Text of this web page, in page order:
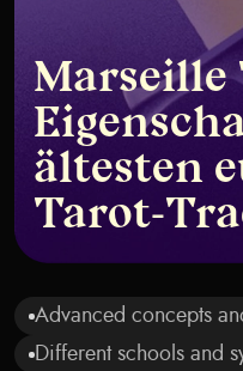
Marseille
ältesten
Tarot-
Advanced concepts
Different schools and